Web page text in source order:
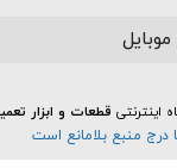
اینترنتی قطعات و ابزار
درج منبع بلامانع است